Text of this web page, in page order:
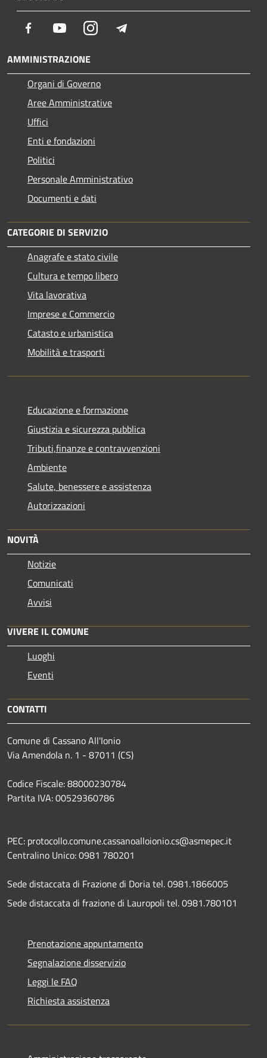
Facebook YoutubeInstagram
AMMINISTRAZIONE
Organi di Governo
Aree Amministrative
Uffici
Enti e fondazioni
Politici
Personale Amministrativo
Documenti e dati
CATEGORIE DI SERVIZIO
Anagrafe e stato civile
Cultura e tempo libero
Vita lavorativa
Imprese e Commercio
Catasto e urbanistica
Mobilità e trasporti
Educazione e formazione
Giustizia e sicurezza pubblica
Tributi,finanze e contravvenzioni
Ambiente
Salute, benessere e assistenza
Autorizzazioni
NOVITÀ
Notizie
Comunicati
Avvisi
VIVERE IL COMUNE
Luoghi
Eventi
CONTATTI
Comune di Cassano All'Ionio
Via Amendola n. 1 - 87011 (CS)
Codice Fiscale: 88000230784
Partita IVA: 00529360786
PEC: protocollo.comune.cassanoalloionio.cs@asmepec.it
Centralino Unico: 0981 780201
Sede distaccata di Frazione di Doria tel. 0981.1866005
Sede distaccata di frazione di Lauropoli tel. 0981.780101
Prenotazione appuntamento
Segnalazione disservizio
Leggi le FAQ
Richiesta assistenza